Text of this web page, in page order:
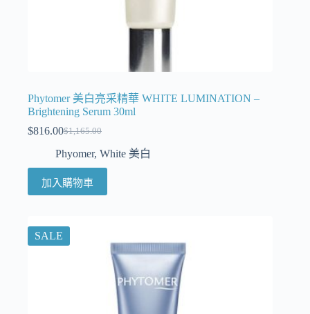
Phytomer 美白亮采精華 WHITE LUMINATION –
Brightening Serum 30ml
$1,165.00
$816.00
Phyomer, White 美白
加入購物車
SALE